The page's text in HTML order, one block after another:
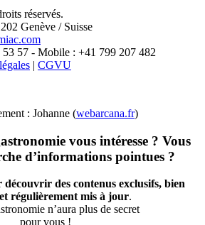
X
réservés.
Genève / Suisse
57 - Mobile : +41 799 207 482
| CGVU
: Johanne (webarcana.fr)
vous intéresse ? Vous
d’informations pointues ?
des contenus exclusifs, bien
régulièrement mis à jour.
n’aura plus de secret
pour vous !